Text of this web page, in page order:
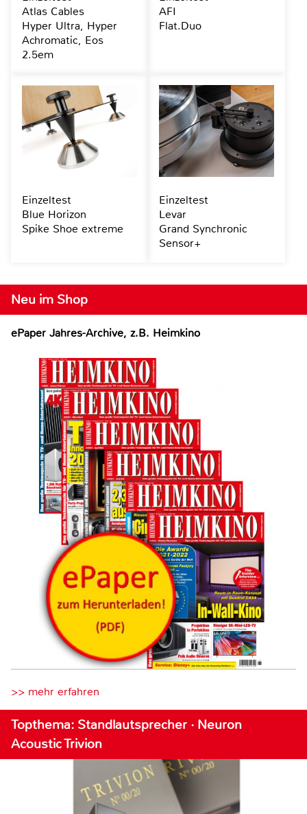
Neu im Shop
ePaper Jahres-Archive, z.B. Heimkino
>> mehr erfahren
Topthema: Standlautsprecher · Neuron
Acoustic Trivion
Atlas Cables
Hyper Ultra, Hyper
Achromatic, Eos
2.5em
AFI
Flat.Duo
Einzeltest
Blue Horizon
Spike Shoe extreme
Einzeltest
Levar
Grand Synchronic
Sensor+